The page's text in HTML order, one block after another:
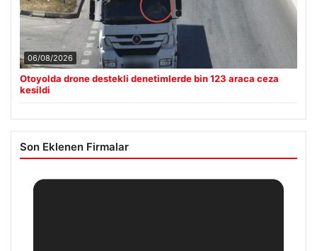
06/08/2026
Otoyolda drone destekli denetimlerde bin 123 araca ceza
kesildi
Son Eklenen Firmalar